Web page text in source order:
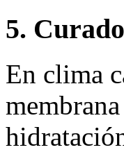
5.
En clima